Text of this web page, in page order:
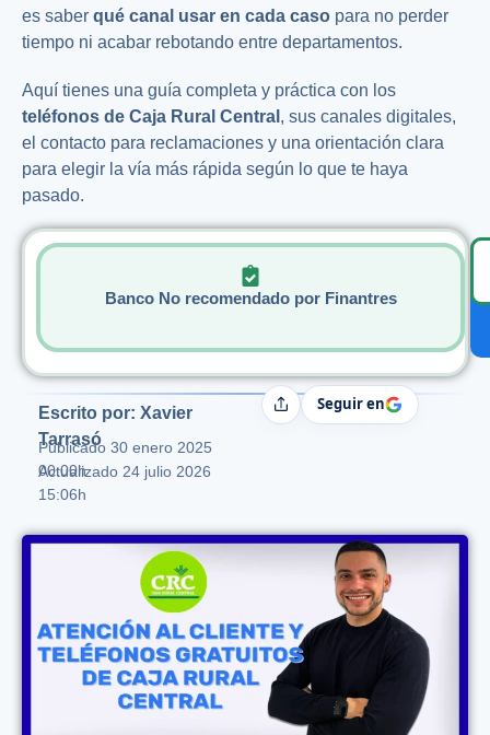
es saber qué canal usar en cada caso para no perder
tiempo ni acabar rebotando entre departamentos.
Aquí tienes una guía completa y práctica con los
teléfonos de Caja Rural Central , sus canales digitales,
el contacto para reclamaciones y una orientación clara
para elegir la vía más rápida según lo que te haya
pasado.
Banco No recomendado por Finantres
Escrito por: Xavier
Tarrasó
Publicado 30 enero 2025
00:00h
Actualizado 24 julio 2026
15:06h
CompartirSeguir en